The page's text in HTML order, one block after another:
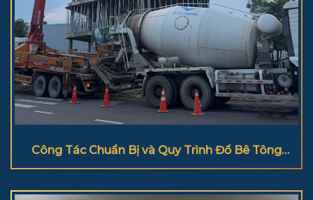
Công Tác Chuẩn Bị và Quy Trình Đổ Bê Tông